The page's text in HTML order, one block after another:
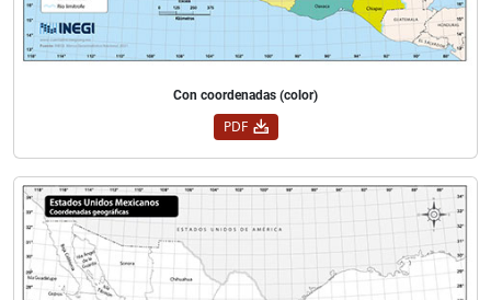
Con coordenadas (color)
PDF